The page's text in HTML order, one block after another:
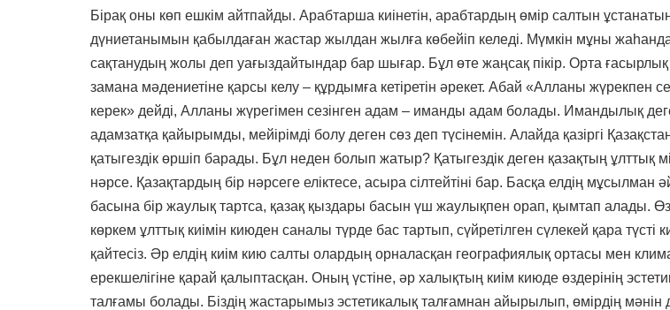
Бірақ оны көп ешкім айтпайды. Арабтарша киінетін, арабтардың өмір салтын
дүниетанымын қабылдаған жастар жылдан жылға көбейіп келеді. Мүмкін мұны
сақтанудың жолы деп уағыздайтындар бар шығар. Бұл өте жаңсақ пікір. Орта ғасырлық
замана мәдениетіне қарсы келу – құрдымға кетіретін әрекет. Абай «Алланы жүрекпен
керек» дейді, Алланы жүрегімен сезінген адам – иманды адам болады. Имандылық
адамзатқа қайырымды, мейірімді болу деген сөз деп түсінемін. Алайда қазіргі
қатыгездік өршіп барады. Бұл неден болып жатыр? Қатыгездік деген қазақтың ұлттық
нәрсе. Қазақтардың бір нәрсеге еліктесе, асыра сілтейтіні бар. Басқа елдің мұсылман
басына бір жаулық тартса, қазақ қыздары басын үш жаулықпен орап, қымтап алады.
көркем ұлттық киімін киюден саналы түрде бас тартып, сүйретілген сүлекей қара түсті
қайтесіз. Әр елдің киім кию салты олардың орналасқан географиялық ортасы мен
ерекшелігіне қарай қалыптасқан. Оның үстіне, әр халықтың киім киюде өздерінің
талғамы болады. Біздің жастарымыз эстетикалық талғамнан айырылып, өмірдің мәнін